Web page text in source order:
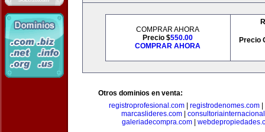
COMPRAR AHORA
Precio $550.00
COMPRAR AHORA
Precio
Otros dominios en venta:
registroprofesional.com| registrodenomes.com|
marcaslideres.com
galeriadecompra.com|